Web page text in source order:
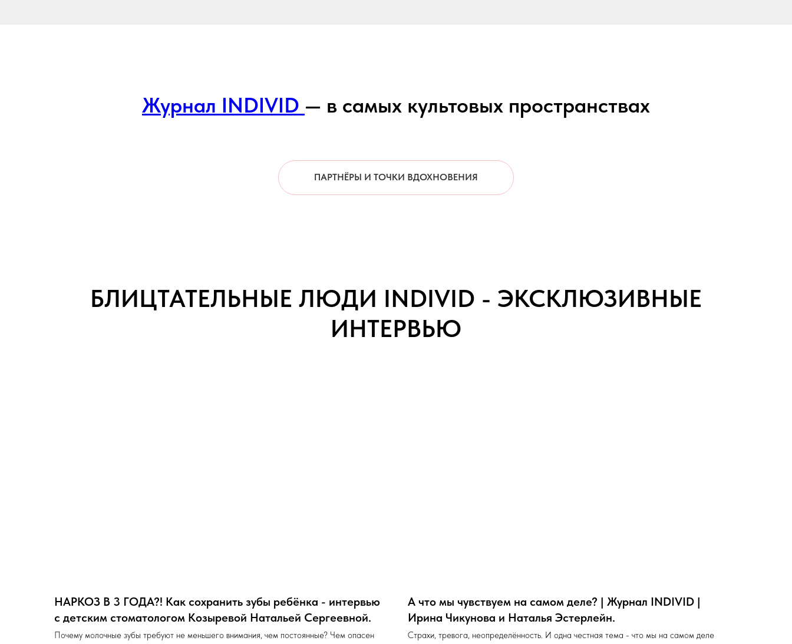
Журнал INDIVID — в самых культовых пространствах
ПАРТНЁРЫ И ТОЧКИ ВДОХНОВЕНИЯ
БЛИЦТАТЕЛЬНЫЕ ЛЮДИ INDIVID - ЭКСКЛЮЗИВНЫЕ
ИНТЕРВЬЮ
НАРКОЗ В 3 ГОДА?! Как сохранить зубы ребёнка - интервью
с детским стоматологом Козыревой Натальей Сергеевной.
Почему молочные зубы требуют не меньшего внимания, чем постоянные? Чем опасен
А что мы чувствуем на самом деле? | Журнал INDIVID |
Ирина Чикунова и Наталья Эстерлейн.
Страхи, тревога, неопределённость. И одна честная тема - что мы на самом деле